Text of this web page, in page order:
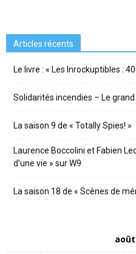
Articles récents
Le livre : « Les Inrockuptibles :
Solidarités incendies – Le
La saison 9 de « Totally Spies! »
Laurence Boccolini et Fabien
d’une vie » sur W9
La saison 18 de « Scènes de
août